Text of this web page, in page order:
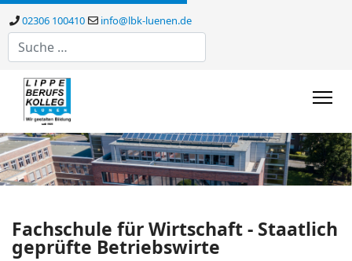
02306 100410 info@lbk-luenen.de
Suchen
Fachschule für Wirtschaft - Staatlich
geprüfte Betriebswirte